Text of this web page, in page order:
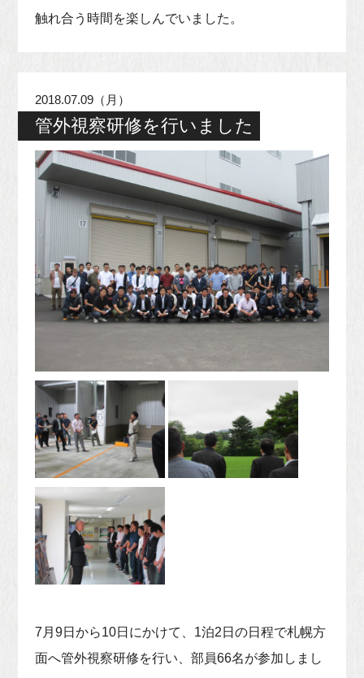
触れ合う時間を楽しんでいました。
2018.07.09（月）
管外視察研修を行いました
7月9日から10日にかけて、1泊2日の日程で札幌方
面へ管外視察研修を行い、部員66名が参加しまし